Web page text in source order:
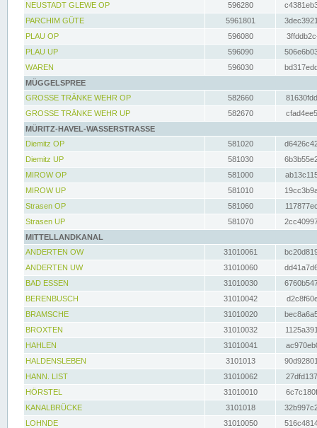
NEUSTADT GLEWE OP
596280
PARCHIM GÜTE
5961801
PLAU OP
596080
PLAU UP
596090
WAREN
596030
MÜGGELSPREE
GROSSE TRÄNKE WEHR OP
582660
GROSSE TRÄNKE WEHR UP
582670
MÜRITZ-HAVEL-WASSERSTRASSE
Diemitz OP
581020
Diemitz UP
581030
MIROW OP
581000
MIROW UP
581010
Strasen OP
581060
Strasen UP
581070
MITTELLANDKANAL
ANDERTEN OW
31010061
ANDERTEN UW
31010060
BAD ESSEN
31010030
BERENBUSCH
31010042
BRAMSCHE
31010020
BROXTEN
31010032
HAHLEN
31010041
HALDENSLEBEN
3101013
HANN. LIST
31010062
HÖRSTEL
31010010
KANALBRÜCKE
3101018
LOHNDE
31010050